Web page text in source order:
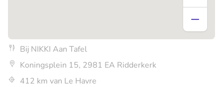
Bij NIKKI Aan Tafel
Koningsplein 15, 2981 EA Ridderkerk
412 km van Le Havre